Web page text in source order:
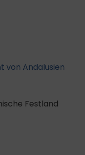
von Andalusien
Festland